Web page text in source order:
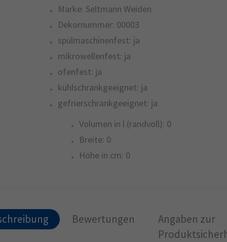
Marke: Seltmann Weiden
Dekornummer: 00003
spülmaschinenfest: ja
mikrowellenfest: ja
ofenfest: ja
kühlschrankgeeignet: ja
gefrierschrankgeeignet: ja
Volumen in l (randvoll): 0
Breite: 0
Höhe in cm: 0
Bewertungen
Angaben zur